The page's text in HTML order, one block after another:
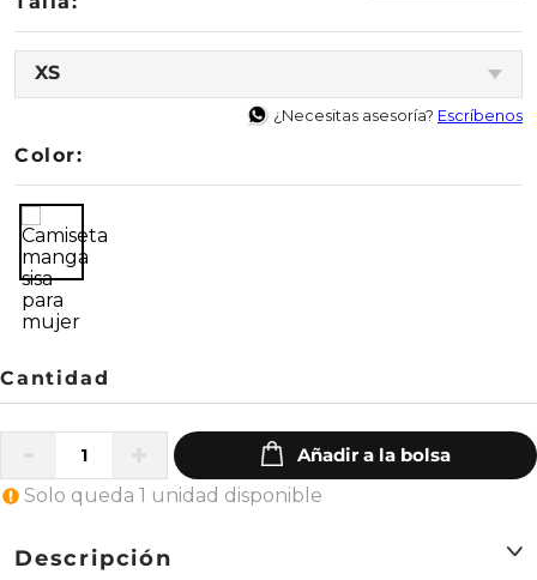
XS
¿Necesitas asesoría? Escríbenos
Color:
Solo queda 1 unidad disponible
Descripción